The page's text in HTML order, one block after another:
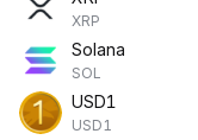
XRP
Solana
SOL
USD1
USD1